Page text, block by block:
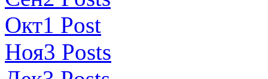
Окт1 Post
Ноя3 Posts